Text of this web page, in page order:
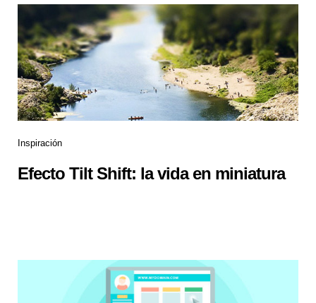
Inspiración
Efecto Tilt Shift: la vida en miniatura